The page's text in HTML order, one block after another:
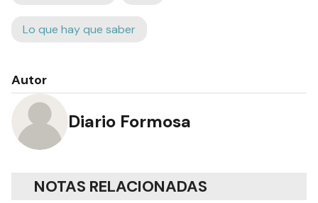
Lo que hay que saber
Autor
Diario Formosa
NOTAS RELACIONADAS